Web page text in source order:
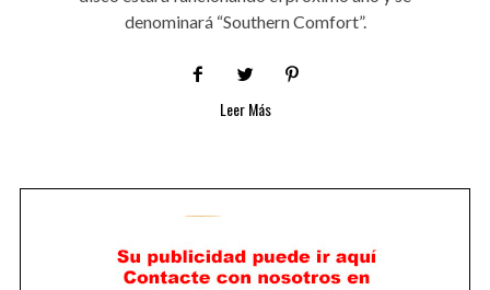
denominará “Southern Comfort”.
Leer Más